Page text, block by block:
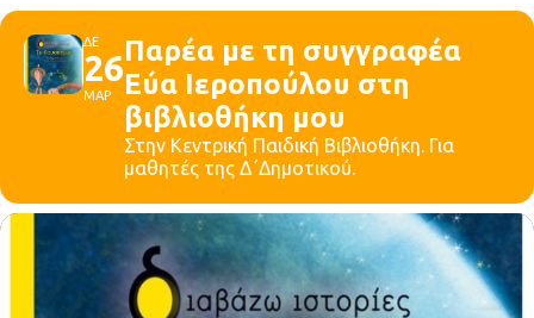
ΔΕ
26
ΜΑΡ
Παρέα με τη συγγραφέα
Εύα Ιεροπούλου στη
βιβλιοθήκη μου
Στην Κεντρική Παιδική Βιβλιοθήκη. Για
μαθητές της Δ΄Δημοτικού.